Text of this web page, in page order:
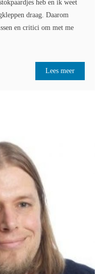
heb en ik weet
draag. Daarom
en critici om met me
Lees meer